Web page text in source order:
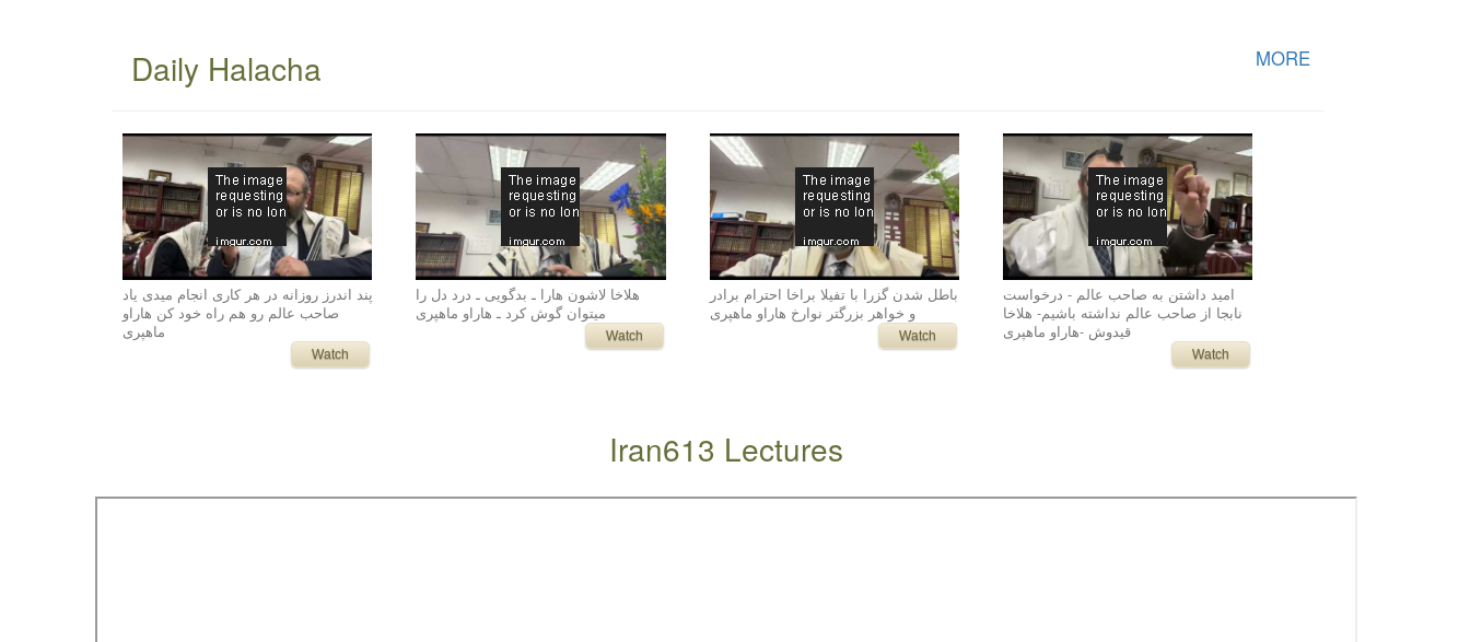
Daily Halacha MORE
پند اندرز روزانه در هر کاری انجام میدی یاد
صاحب عالم رو هم راه خود کن هاراو
ماهپری
Watch
هلاخا لاشون هارا ـ بدگویی ـ درد دل را
میتوان گوش کرد ـ هاراو ماهپری
Watch
باطل شدن گزرا با تفیلا براخا احترام برادر
و خواهر بزرگتر نوارخ هاراو ماهپری
Watch
امید داشتن به صاحب عالم - درخواست
نابجا از صاحب عالم نداشته باشیم- هلاخا
قیدوش -هاراو ماهپری
Watch
Iran613 Lectures